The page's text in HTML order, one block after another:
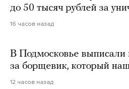
до 50 тысяч рублей за
16 часов назад
В Подмосковье
за борщевик, который
12 часов назад